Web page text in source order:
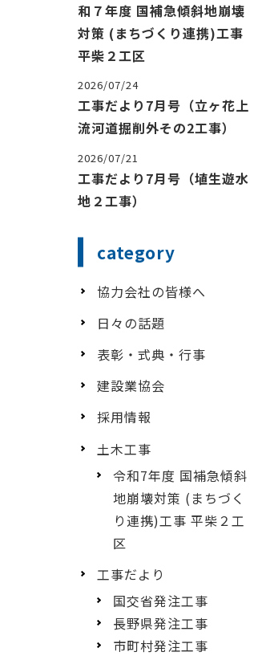
和７年度 国補急傾斜地崩壊
対策 (まちづくり連携)工事
平柴２工区
2026/07/24
工事だより7月号（立ヶ花上
流河道掘削外その2工事）
2026/07/21
工事だより7月号（埴生遊水
地２工事）
category
協力会社の皆様へ
日々の話題
表彰・式典・行事
建設業協会
採用情報
土木工事
令和7年度 国補急傾斜
地崩壊対策 (まちづく
り連携)工事 平柴２工
区
工事だより
国交省発注工事
長野県発注工事
市町村発注工事